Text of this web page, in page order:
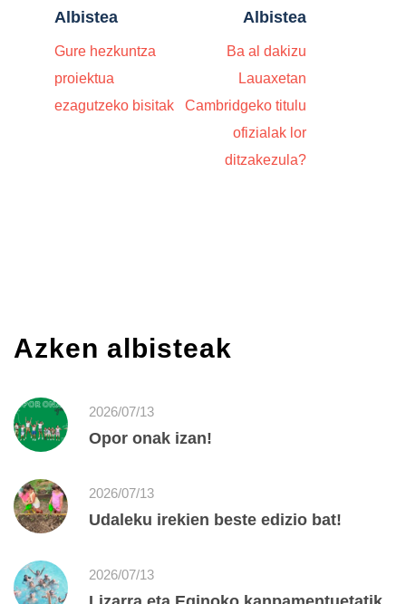
Albistea
Gure hezkuntza
proiektua
ezagutzeko bisitak
Albistea
Ba al dakizu
Lauaxetan
Cambridgeko titulu
ofizialak lor
ditzakezula?
Azken albisteak
2026/07/13
Opor onak izan!
2026/07/13
Udaleku irekien beste edizio bat!
2026/07/13